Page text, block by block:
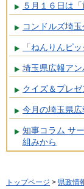
５月１６日は
コンドルズ埼
「ねんりんピ
埼玉県広報ア
クイズ＆プレゼ
今月の埼玉県広
知事コラム サ
組みから
トップページ > 県政情